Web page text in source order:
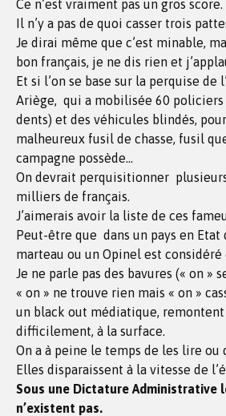
Ce n’est vraiment pas un gros score.
Il n’y a pas de quoi casser trois
Je dirai même que c’est minable,
bon français, je ne dis rien et
Et si l’on se base sur la perquise de
Ariège, qui a mobilisée 60 policiers
dents) et des véhicules blindés,
malheureux fusil de chasse, fusil
campagne possède…
On devrait perquisitionner
milliers de français.
J’aimerais avoir la liste de ces
Peut-être que dans un pays en Etat
marteau ou un Opinel est considéré
Je ne parle pas des bavures (« on »
« on » ne trouve rien mais « on »
un black out médiatique, remontent
difficilement, à la surface.
On a à peine le temps de les lire ou
Elles disparaissent à la vitesse de
Sous une Dictature Administrative
n’existent pas.